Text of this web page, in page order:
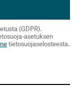
(GDPR).
asetuksen
tietosuojaselosteesta.